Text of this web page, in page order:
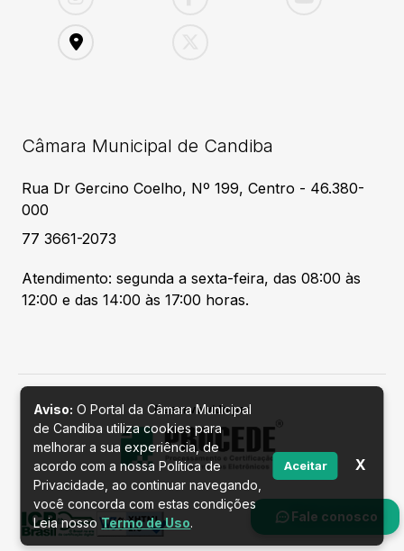
Fale conosco
Câmara Municipal de Candiba
Rua Dr Gercino Coelho, Nº 199, Centro - 46.380-
000
77 3661-2073
Atendimento: segunda a sexta-feira, das 08:00 às
12:00 e das 14:00 às 17:00 horas.
Desenvolvido por
Aviso: O Portal da Câmara Municipal
de Candiba utiliza cookies para
melhorar a sua experiência, de
acordo com a nossa Política de
Privacidade, ao continuar navegando,
você concorda com estas condições
Leia nossoTermo de Uso.
Aceitar X